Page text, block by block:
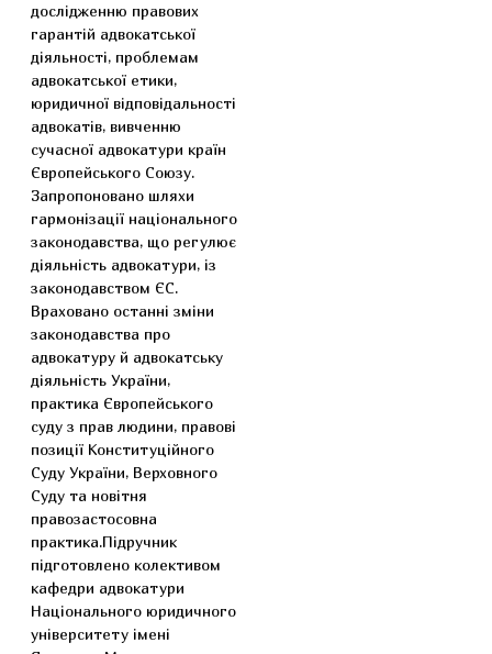
дослідженню правових
гарантій адвокатської
діяльності, проблемам
адвокатської етики,
юридичної відповідальності
адвокатів, вивченню
сучасної адвокатури країн
Європейського Союзу.
Запропоновано шляхи
гармонізації національного
законодавства, що регулює
діяльність адвокатури, із
законодавством ЄС.
Враховано останні зміни
законодавства про
адвокатуру й адвокатську
діяльність України,
практика Європейського
суду з прав людини, правові
позиції Конституційного
Суду України, Верховного
Суду та новітня
правозастосовна
практика.Підручник
підготовлено колективом
кафедри адвокатури
Національного юридичного
університету імені